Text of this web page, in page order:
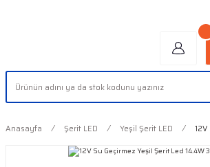
Anasayfa Şerit LED Yeşil Şerit LED